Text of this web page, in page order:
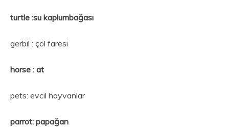
turtle :su kaplumbağası
gerbil : çöl faresi
horse : at
pets: evcil hayvanlar
parrot: papağan